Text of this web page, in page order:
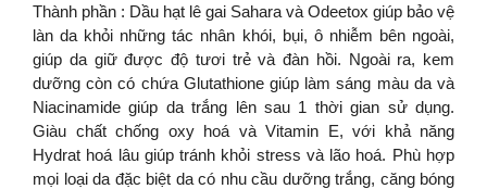
Thành phần : Dầu hạt lê gai Sahara và Odeetox giúp bảo vệ
làn da khỏi những tác nhân khói, bụi, ô nhiễm bên ngoài,
giúp da giữ được độ tươi trẻ và đàn hồi. Ngoài ra, kem
dưỡng còn có chứa Glutathione giúp làm sáng màu da và
Niacinamide giúp da trắng lên sau 1 thời gian sử dụng.
Giàu chất chống oxy hoá và Vitamin E, với khả năng
Hydrat hoá lâu giúp tránh khỏi stress và lão hoá. Phù hợp
mọi loại da đặc biệt da có nhu cầu dưỡng trắng, căng bóng